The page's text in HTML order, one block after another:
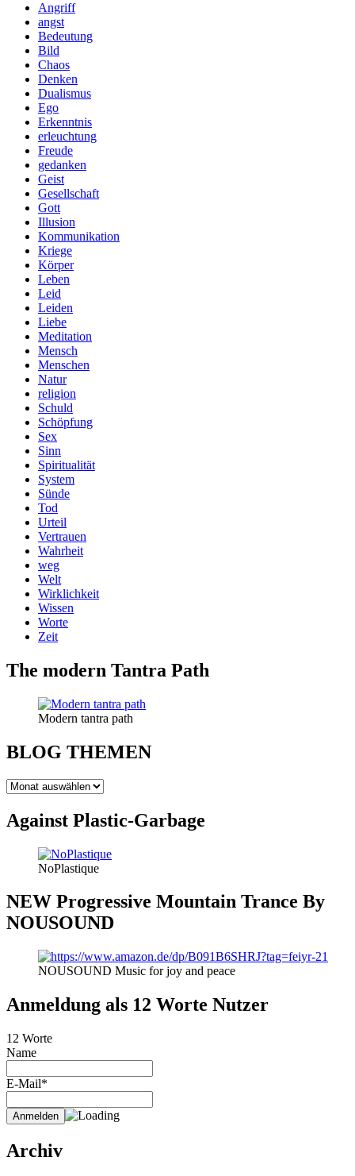
Angriff
angst
Bedeutung
Bild
Chaos
Denken
Dualismus
Ego
Erkenntnis
erleuchtung
Freude
gedanken
Geist
Gesellschaft
Gott
Illusion
Kommunikation
Kriege
Körper
Leben
Leid
Leiden
Liebe
Meditation
Mensch
Menschen
Natur
religion
Schuld
Schöpfung
Sex
Sinn
Spiritualität
System
Sünde
Tod
Urteil
Vertrauen
Wahrheit
weg
Welt
Wirklichkeit
Wissen
Worte
Zeit
The modern Tantra Path
Modern tantra path
BLOG THEMEN
BLOG
Against Plastic-Garbage
NoPlastique
NEW Progressive Mountain Trance By
NOUSOUND
NOUSOUND Music for joy and peace
Anmeldung als 12 Worte Nutzer
12 Worte
Name
E-Mail*
Archiv